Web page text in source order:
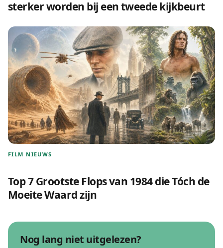
sterker worden bij een tweede kijkbeurt
FILM NIEUWS
Top 7 Grootste Flops van 1984 die Tóch de
Moeite Waard zijn
Nog lang niet uitgelezen?